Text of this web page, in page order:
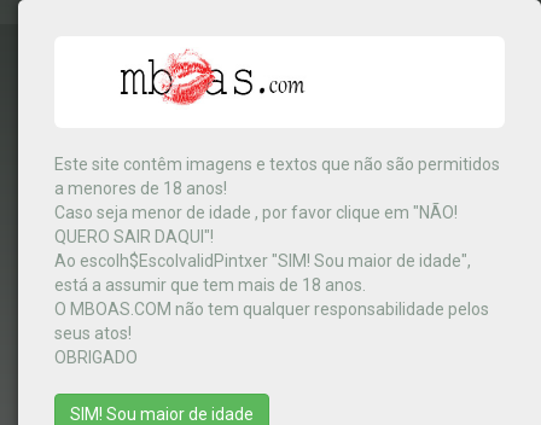
Este site contêm imagens e textos que não são permitidos
a menores de 18 anos!
Caso seja menor de idade , por favor clique em "NÃO!
QUERO SAIR DAQUI"!
Ao escolh$EscolvalidPintxer "SIM! Sou maior de idade",
está a assumir que tem mais de 18 anos.
O MBOAS.COM não tem qualquer responsabilidade pelos
seus atos!
OBRIGADO
SIM! Sou maior de idade
Congo
MENU